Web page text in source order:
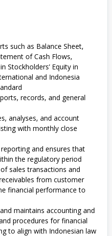
such as Balance Sheet,
of Cash Flows,
Stockholders’ Equity in
and Indonesia
records, and general
analyses, and account
with monthly close
and ensures that
the regulatory period
sales transactions and
from customer
financial performance to
maintains accounting and
procedures for financial
to align with Indonesian law